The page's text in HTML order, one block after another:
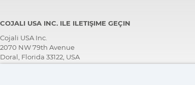
COJALI USA INC. ILE ILETIŞIME GEÇIN
Cojali USA Inc.
2070 NW 79th Avenue
Doral, Florida 33122, USA